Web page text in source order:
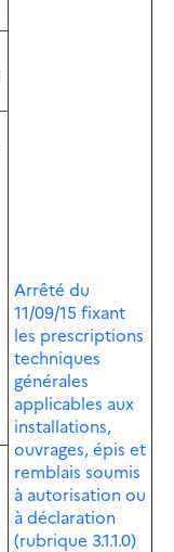
Arrêté du
11/09/15 fixant
les prescriptions
techniques
générales
applicables aux
installations,
ouvrages, épis et
remblais soumis
à autorisation ou
à déclaration
(rubrique 3.1.1.0)